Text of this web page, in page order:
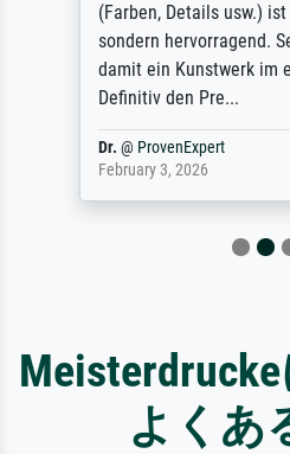
(Farben, Details usw.)
sondern hervorragend.
damit ein Kunstwerk im
Definitiv den Pre...
Dr. @ ProvenExpert
February 3, 2026
よくあ